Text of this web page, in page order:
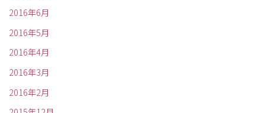
2016年6月
2016年5月
2016年4月
2016年3月
2016年2月